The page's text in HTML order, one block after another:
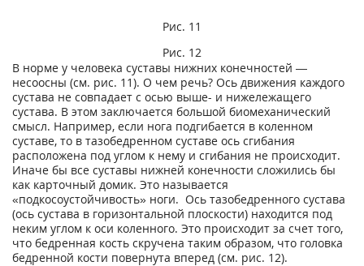
Рис. 11
Рис. 12
В норме у человека суставы нижних конечностей —
несоосны (см. рис. 11). О чем речь? Ось движения каждого
сустава не совпадает с осью выше- и нижележащего
сустава. В этом заключается большой биомеханический
смысл. Например, если нога подгибается в коленном
суставе, то в тазобедренном суставе ось сгибания
расположена под углом к нему и сгибания не происходит.
Иначе бы все суставы нижней конечности сложились бы
как карточный домик. Это называется
«подкосоустойчивость» ноги. Ось тазобедренного сустава
(ось сустава в горизонтальной плоскости) находится под
неким углом к оси коленного. Это происходит за счет того,
что бедренная кость скручена таким образом, что головка
бедренной кости повернута вперед (см. рис. 12).